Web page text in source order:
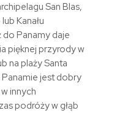
San Blas,
Kanału
Panamy daje
pięknej przyrody w
na plaży Santa
jest dobry
innych
podróży w głąb